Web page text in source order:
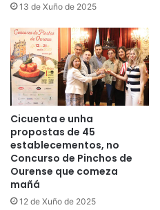
13 de Xuño de 2025
Cicuenta e unha
propostas de 45
establecementos, no
Concurso de Pinchos de
Ourense que comeza
mañá
12 de Xuño de 2025